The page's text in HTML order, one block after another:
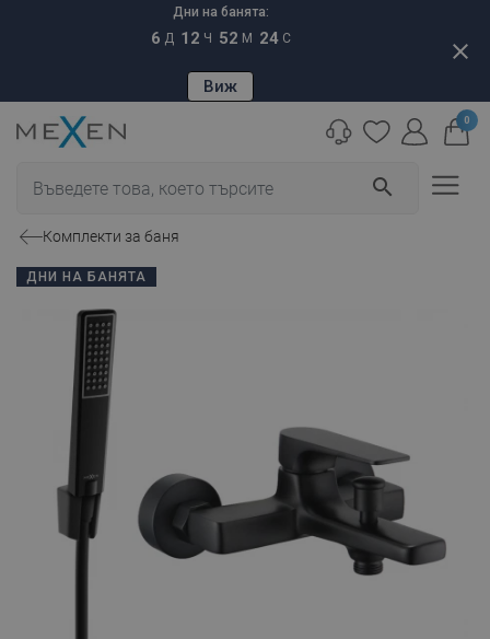
Дни на банята:
6 Д 12 Ч 52 М 23 С
Виж
close
search
0
Комплекти за баня
ДНИ НА БАНЯТА